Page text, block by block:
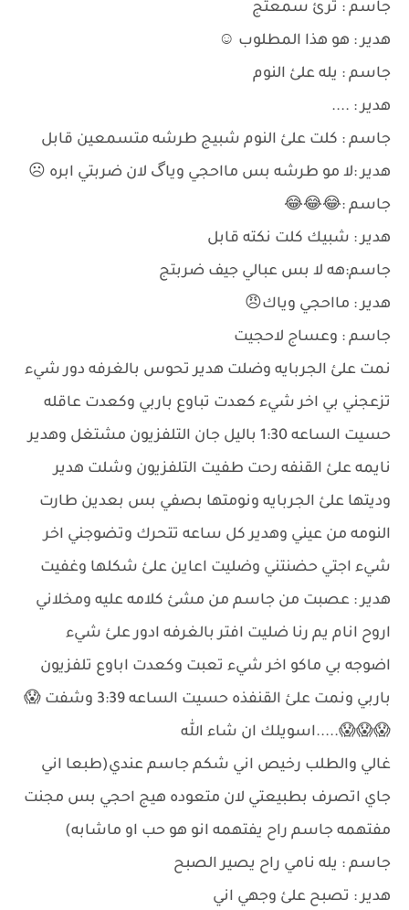
جاسم : ترئ سمعتج
هدير : هو هذا المطلوب ☺
جاسم : يله علئ النوم
هدير : ....
جاسم : كلت علئ النوم شبيج طرشه متسمعين قابل
هدير :لا مو طرشه بس مااحجي وياگ لان ضربتي ابره ☹
جاسم :😂😂😂
هدير : شبيك كلت نكته قابل
جاسم:هه لا بس عبالي جيف ضربتج
هدير : مااحجي وياك😠
جاسم : وعساج لاحجيت
نمت علئ الجربايه وضلت هدير تحوس بالغرفه دور شيء
تزعجني بي اخر شيء كعدت تباوع باربي وكعدت عاقله
حسيت الساعه 1:30 باليل جان التلفزيون مشتغل وهدير
نايمه علئ القنفه رحت طفيت التلفزيون وشلت هدير
وديتها علئ الجربايه ونومتها بصفي بس بعدين طارت
النومه من عيني وهدير كل ساعه تتحرك وتضوجني اخر
شيء اجتي حضنتني وضليت اعاين علئ شكلها وغفيت
هدير : عصبت من جاسم من مشئ كلامه عليه ومخلاني
اروح انام يم رنا ضليت افتر بالغرفه ادور علئ شيء
اضوجه بي ماكو اخر شيء تعبت وكعدت اباوع تلفزيون
باربي ونمت علئ القنفذه حسيت الساعه 3:39 وشفت 😱
😱😱😱.....اسويلك ان شاء الله
غالي والطلب رخيص اني شكم جاسم عندي(طبعا اني
جاي اتصرف بطبيعتي لان متعوده هيج احجي بس مجنت
مفتهمه جاسم راح يفتهمه انو هو حب او ماشابه)
جاسم : يله نامي راح يصير الصبح
هدير : تصبح علئ وجهي اني